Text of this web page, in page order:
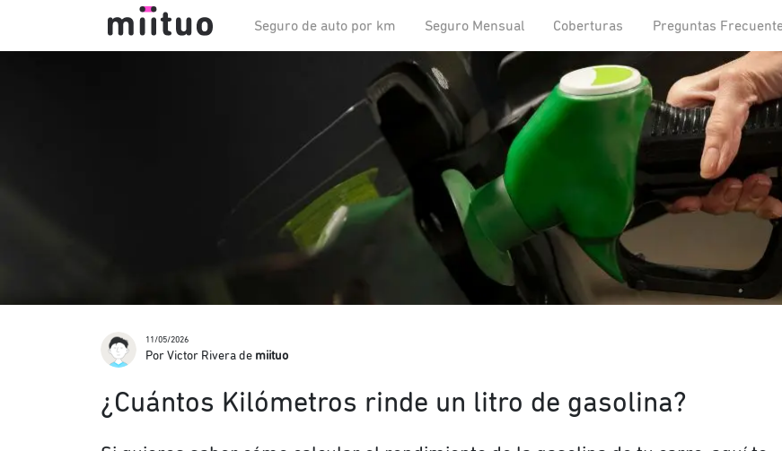
Seguro de auto por km Seguro Mensual Coberturas Preguntas
11/05/2026
Por Victor Rivera de miituo
¿Cuántos Kilómetros rinde un litro de gasolina?